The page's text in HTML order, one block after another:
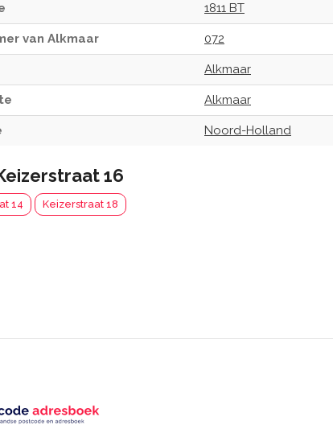
1811 BT
van Alkmaar 072
Alkmaar
Alkmaar
Noord-Holland
16
14 Keizerstraat 18